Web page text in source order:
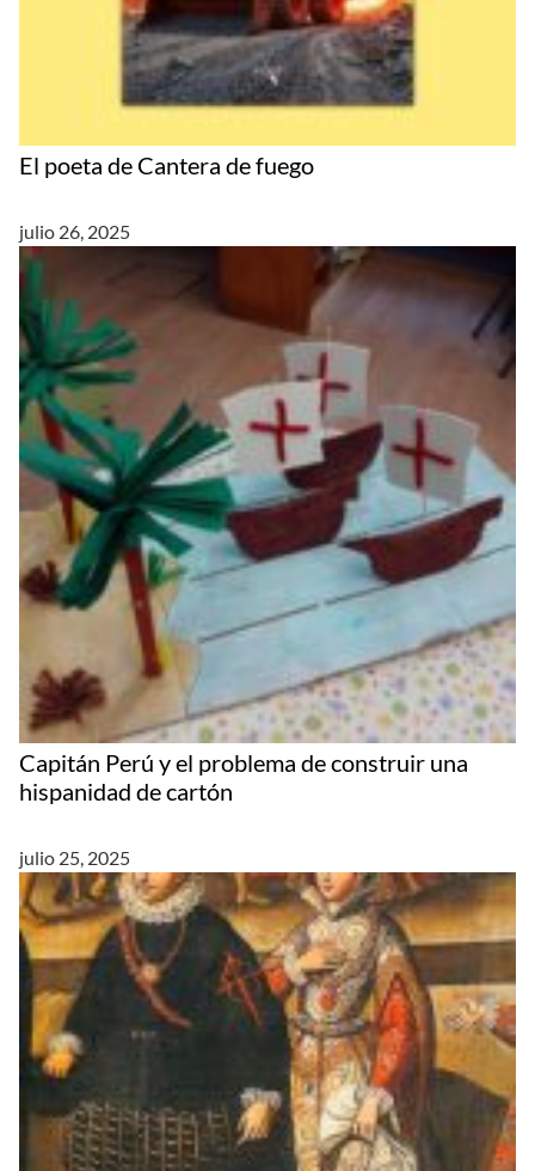
El poeta de Cantera de fuego
julio 26, 2025
Capitán Perú y el problema de construir una
hispanidad de cartón
julio 25, 2025